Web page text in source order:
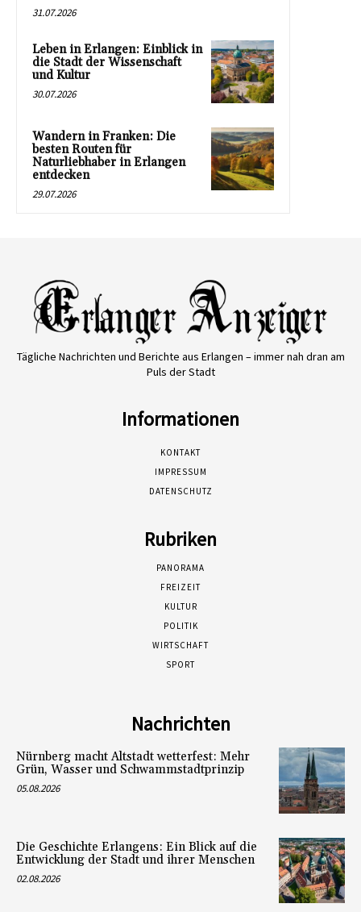
31.07.2026
Leben in Erlangen: Einblick in
die Stadt der Wissenschaft
und Kultur
30.07.2026
Wandern in Franken: Die
besten Routen für
Naturliebhaber in Erlangen
entdecken
29.07.2026
Tägliche Nachrichten und Berichte aus Erlangen – immer nah dran am
Puls der Stadt
Informationen
KONTAKT
IMPRESSUM
DATENSCHUTZ
Rubriken
PANORAMA
FREIZEIT
KULTUR
POLITIK
WIRTSCHAFT
SPORT
Nachrichten
Nürnberg macht Altstadt wetterfest: Mehr
Grün, Wasser und Schwammstadtprinzip
05.08.2026
Die Geschichte Erlangens: Ein Blick auf die
Entwicklung der Stadt und ihrer Menschen
02.08.2026